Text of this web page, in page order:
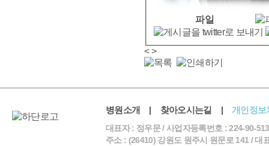
파일
< >
병원소개 | 찾아오시는길 | 개인정보
대표자 : 정우문 / 사업자등록번호 : 224-90-
주소 : (26410) 강원도 원주시 원문로 141 / 대